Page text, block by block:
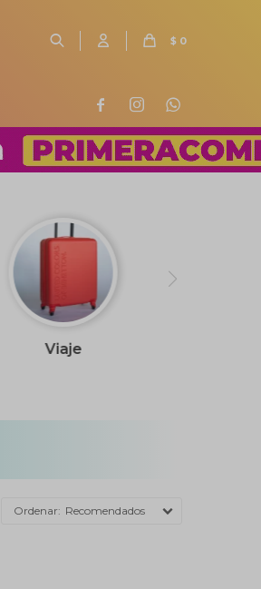
$ 0
  
Viaje
Recomendados